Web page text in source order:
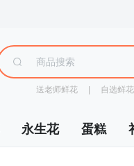
送老师鲜花 自选鲜花
永生花 蛋糕